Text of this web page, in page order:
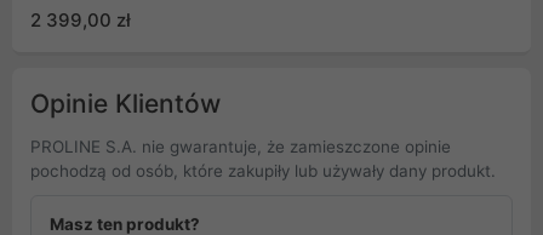
F5-
2 399,00 zł
Opinie Klientów
PROLINE S.A. nie gwarantuje, że zamieszczone opinie
pochodzą od osób, które zakupiły lub używały dany produkt.
Masz ten produkt?